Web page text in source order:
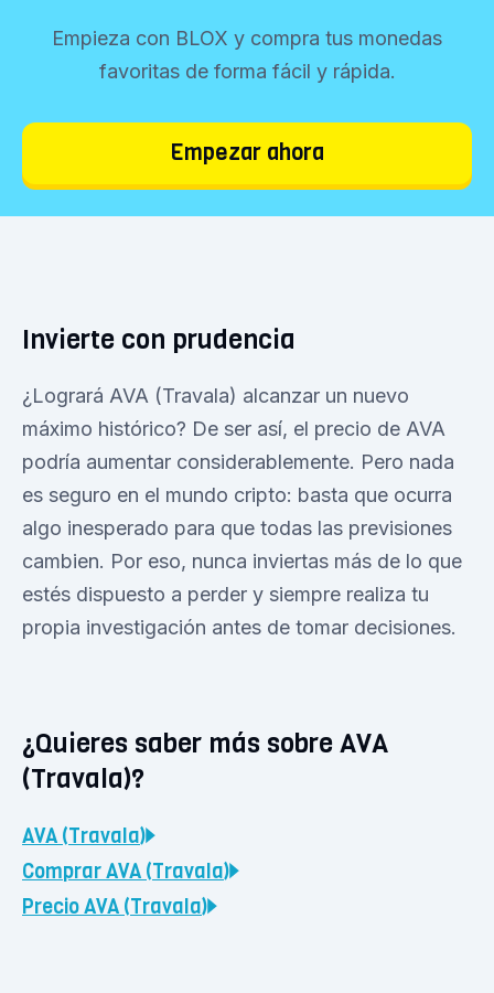
Empieza con BLOX y compra tus monedas
favoritas de forma fácil y rápida.
Empezar ahora
Invierte con prudencia
¿Logrará AVA (Travala) alcanzar un nuevo
máximo histórico? De ser así, el precio de AVA
podría aumentar considerablemente. Pero nada
es seguro en el mundo cripto: basta que ocurra
algo inesperado para que todas las previsiones
cambien. Por eso, nunca inviertas más de lo que
estés dispuesto a perder y siempre realiza tu
propia investigación antes de tomar decisiones.
¿Quieres saber más sobre AVA
(Travala)?
AVA (Travala)
ComprarAVA (Travala)
PrecioAVA (Travala)